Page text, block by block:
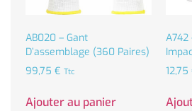
AB020 – Gant
D’assemblage (360 Paires)
99,75 € Ttc
Ajouter au panier
A742
12,75